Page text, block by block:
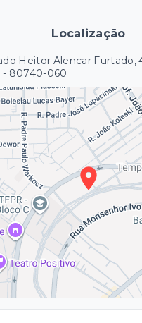
Localização
Heitor Alencar Furtado,
- 80740-060